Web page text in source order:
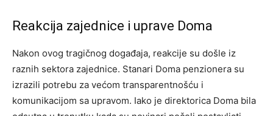
Reakcija zajednice i uprave Doma
Nakon ovog tragičnog događaja, reakcije su došle iz
raznih sektora zajednice. Stanari Doma penzionera su
izrazili potrebu za većom transparentnošću i
komunikacijom sa upravom. Iako je direktorica Doma bila